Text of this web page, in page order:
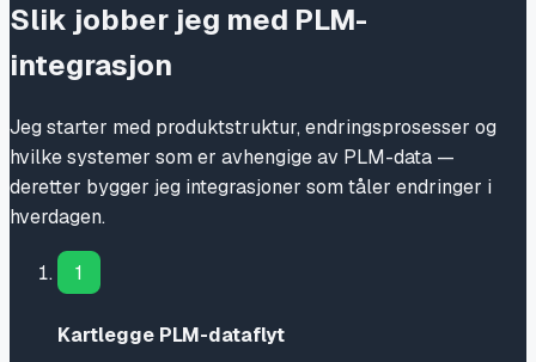
Slik jobber jeg med PLM-
integrasjon
Jeg starter med produktstruktur, endringsprosesser og
hvilke systemer som er avhengige av PLM-data —
deretter bygger jeg integrasjoner som tåler endringer i
hverdagen.
1
Kartlegge PLM-dataflyt